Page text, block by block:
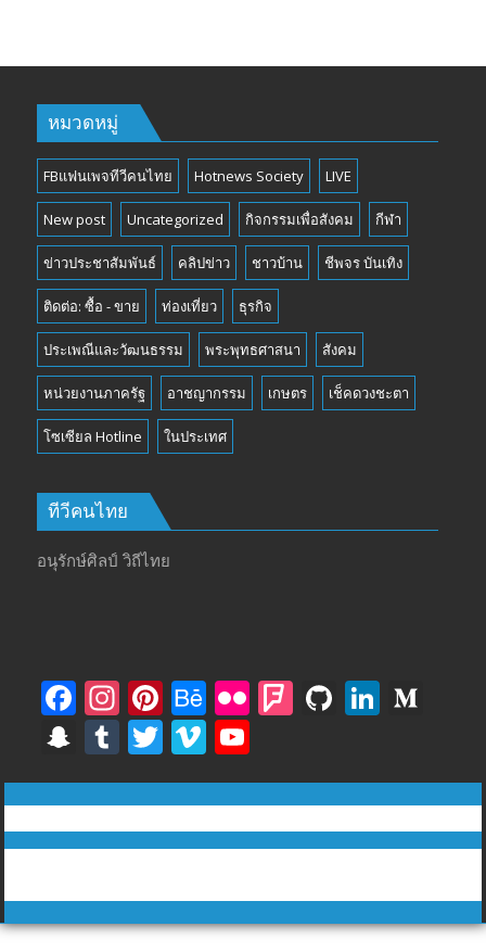
หมวดหมู่
FBแฟนเพจทีวีคนไทย Hotnews Society LIVE
New post Uncategorized กิจกรรมเพื่อสังคม กีฬา
ข่าวประชาสัมพันธ์ คลิปข่าว ชาวบ้าน ชีพจร บันเทิง
ติดต่อ: ซื้อ - ขาย ท่องเที่ยว ธุรกิจ
ประเพณีและวัฒนธรรม พระพุทธศาสนา สังคม
หน่วยงานภาครัฐ อาชญากรรม เกษตร เช็คดวงชะตา
โซเซียล Hotline ในประเทศ
ทีวีคนไทย
อนุรักษ์ศิลป์ วิถีไทย
F
ac
e
b
o
k
In
st
a
gr
a
Pi
nt
er
e
st
B
e
h
a
n
e
Fli F
rs
q
ar
e
Gi
u
b
Li
e
dI
u
m
S
n
a
p
h
T
u
m
bl
T
w
itt
er
Vi
m
e
o
o
u
T
b